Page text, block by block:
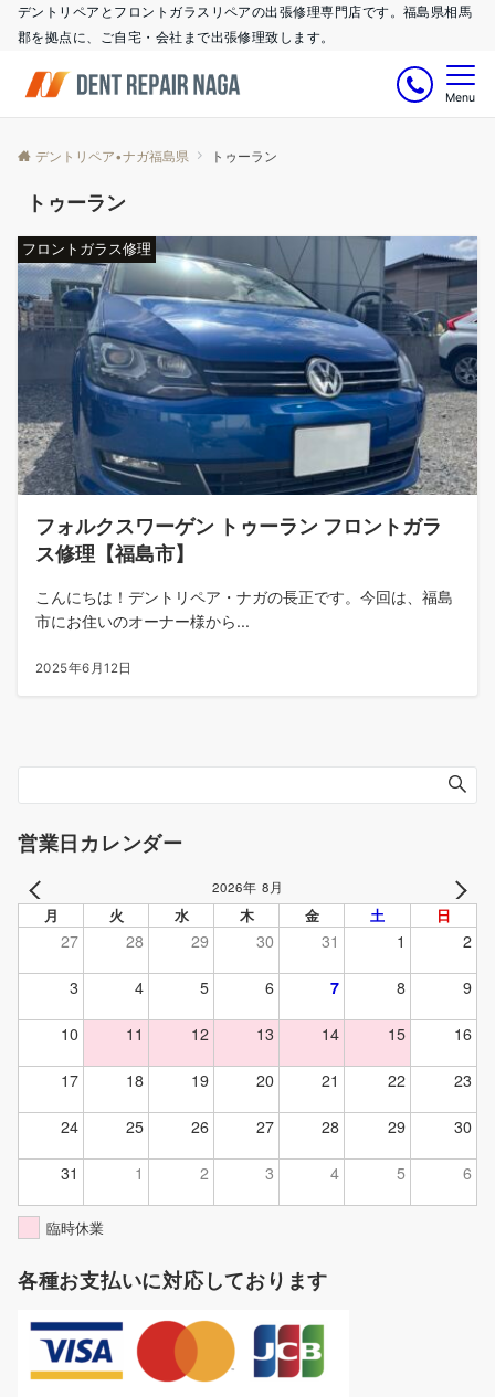
デントリペアとフロントガラスリペアの出張修理専門店です。福島県相馬
郡を拠点に、ご自宅・会社まで出張修理致します。
Menu
デントリペア•ナガ福島県 トゥーラン
トゥーラン
フロントガラス修理
フォルクスワーゲン トゥーラン フロントガラ
ス修理【福島市】
こんにちは！デントリペア・ナガの長正です。今回は、福島
市にお住いのオーナー様から...
2025年6月12日
営業日カレンダー
2026年 8月
月 火 水 木 金 土 日
27 28 29 30 31 1 2
3 4 5 6 7 8 9
10 11 12 13 14 15 16
17 18 19 20 21 22 23
24 25 26 27 28 29 30
31 1 2 3 4 5 6
臨時休業
各種お支払いに対応しております